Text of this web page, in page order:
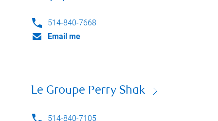
514-840-7668
Email me
Le Groupe Perry Shak
514-840-7105